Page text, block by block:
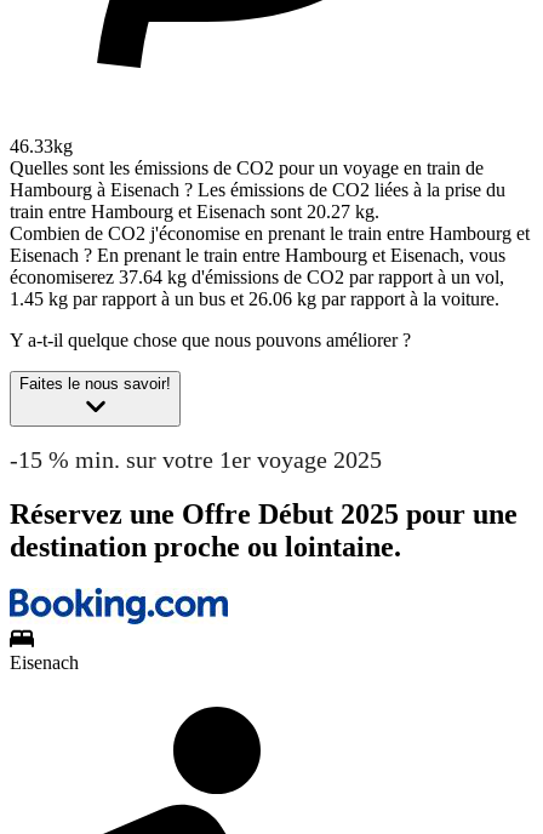
46.33kg
Quelles sont les émissions de CO2 pour un voyage en train de
Hambourg à Eisenach ? Les émissions de CO2 liées à la prise du
train entre Hambourg et Eisenach sont 20.27 kg.
Combien de CO2 j'économise en prenant le train entre Hambourg et
Eisenach ? En prenant le train entre Hambourg et Eisenach, vous
économiserez 37.64 kg d'émissions de CO2 par rapport à un vol,
1.45 kg par rapport à un bus et 26.06 kg par rapport à la voiture.
Y a-t-il quelque chose que nous pouvons améliorer ?
Faites le nous savoir!
-15 % min. sur votre 1er voyage 2025
Réservez une Offre Début 2025 pour une
destination proche ou lointaine.
Eisenach